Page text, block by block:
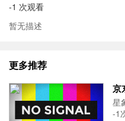
-1 次观看
暂无描述
更多推荐
京
星
-1